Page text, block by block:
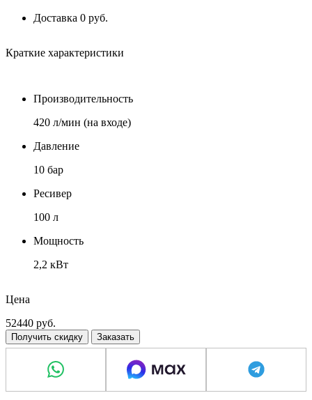
Доставка 0 руб.
Краткие характеристики
Производительность
420 л/мин (на входе)
Давление
10 бар
Ресивер
100 л
Мощность
2,2 кВт
Цена
52440 руб.
Получить скидку Заказать